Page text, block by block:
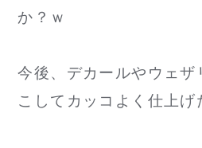
か？ｗ
今後、デカールやウェザ
こしてカッコよく仕上げ